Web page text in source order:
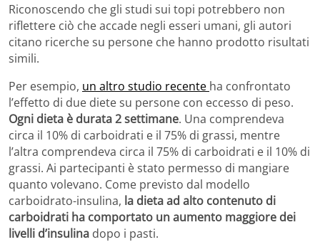
Riconoscendo che gli studi sui topi potrebbero non
riflettere ciò che accade negli esseri umani, gli autori
citano ricerche su persone che hanno prodotto risultati
simili.
Per esempio, un altro studio recente ha confrontato
l’effetto di due diete su persone con eccesso di peso.
Ogni dieta è durata 2 settimane. Una comprendeva
circa il 10% di carboidrati e il 75% di grassi, mentre
l’altra comprendeva circa il 75% di carboidrati e il 10% di
grassi. Ai partecipanti è stato permesso di mangiare
quanto volevano. Come previsto dal modello
carboidrato-insulina, la dieta ad alto contenuto di
carboidrati ha comportato un aumento maggiore dei
livelli d’insulina dopo i pasti.